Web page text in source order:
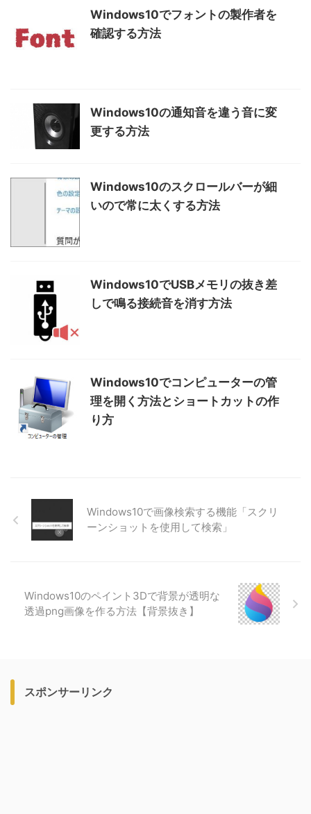
Windows10でフォントの製作者を
確認する方法
Windows10の通知音を違う音に変
更する方法
Windows10のスクロールバーが細
いので常に太くする方法
Windows10でUSBメモリの抜き差
しで鳴る接続音を消す方法
Windows10でコンピューターの管
理を開く方法とショートカットの作
り方
Windows10で画像検索する機能「スクリ
ーンショットを使用して検索」
Windows10のペイント3Dで背景が透明な
透過png画像を作る方法【背景抜き】
スポンサーリンク